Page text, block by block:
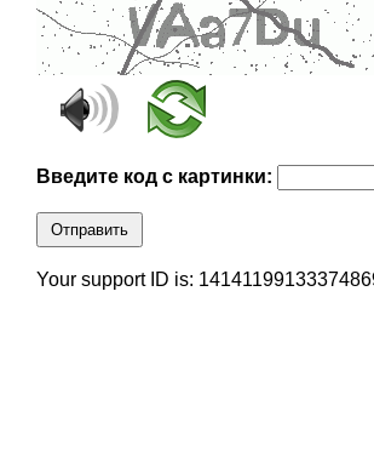
Введите код с картинки:
Отправить
Your support ID is: